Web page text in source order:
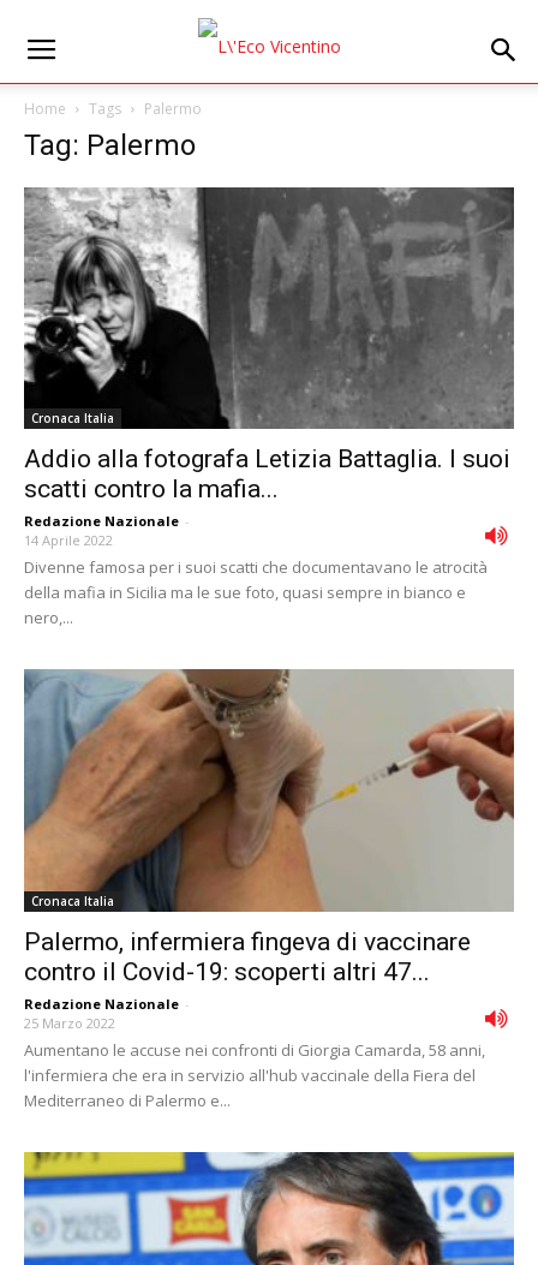
Home Tags Palermo
Tag: Palermo
Cronaca Italia
Addio alla fotografa Letizia Battaglia. I suoi
scatti contro la mafia...
Redazione Nazionale -
14 Aprile 2022
Divenne famosa per i suoi scatti che documentavano le atrocità
della mafia in Sicilia ma le sue foto, quasi sempre in bianco e
nero,...
Cronaca Italia
Palermo, infermiera fingeva di vaccinare
contro il Covid-19: scoperti altri 47...
Redazione Nazionale -
25 Marzo 2022
Aumentano le accuse nei confronti di Giorgia Camarda, 58 anni,
l'infermiera che era in servizio all'hub vaccinale della Fiera del
Mediterraneo di Palermo e...